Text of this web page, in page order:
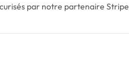
par notre partenaire Stripe